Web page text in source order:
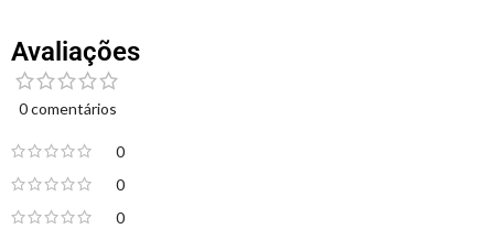
Avaliações
0 comentários
0
0
0